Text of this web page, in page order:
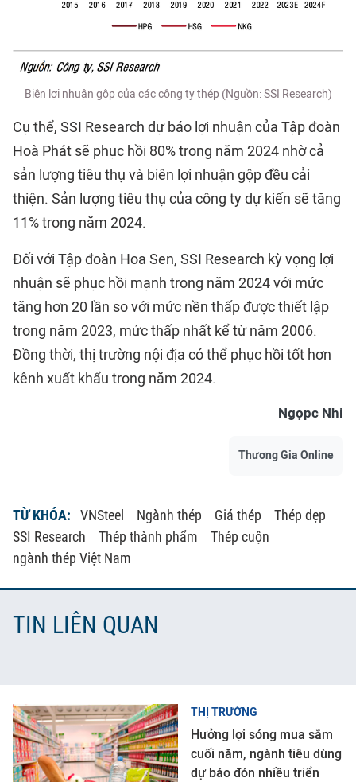
Biên lợi nhuận gộp của các công ty thép (Nguồn: SSI Research)
Cụ thể, SSI Research dự báo lợi nhuận của Tập đoàn
Hoà Phát sẽ phục hồi 80% trong năm 2024 nhờ cả
sản lượng tiêu thụ và biên lợi nhuận gộp đều cải
thiện. Sản lượng tiêu thụ của công ty dự kiến sẽ tăng
11% trong năm 2024.
Đối với Tập đoàn Hoa Sen, SSI Research kỳ vọng lợi
nhuận sẽ phục hồi mạnh trong năm 2024 với mức
tăng hơn 20 lần so với mức nền thấp được thiết lập
trong năm 2023, mức thấp nhất kể từ năm 2006.
Đồng thời, thị trường nội địa có thể phục hồi tốt hơn
kênh xuất khẩu trong năm 2024.
Ngọpc Nhi
Thương Gia Online
TỪ KHÓA: VNSteel Ngành thép Giá thép
Thép dẹp
SSI Research
Thép thành phẩm
Thép cuộn
ngành thép Việt Nam
TIN LIÊN QUAN
THỊ TRƯỜNG
Hưởng lợi sóng mua sắm
cuối năm, ngành tiêu dùng
dự báo đón nhiều triển